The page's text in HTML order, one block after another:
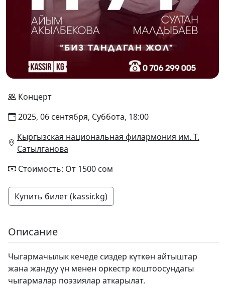
Концерт
2025, 06 сентября, Суббота, 18:00
Кыргызская национальная филармония им. Т.
Сатылганова
Стоимость: От 1500 сом
Купить билет (kassir.kg)
Описание
Чыгармачылык кечеде сиздер күткөн айтыштар
жана жандуу үн менен оркестр коштоосундагы
чыгармалар поэзиялар аткарылат.